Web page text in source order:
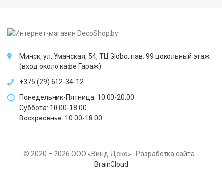
Минск, ул. Уманская, 54, ТЦ Globo, пав. 99 цокольный этаж
(вход около кафе Гараж).
+375 (29) 612-34-12
Понедельник-Пятница: 10.00-20.00
Суббота: 10.00-18.00
Воскресенье: 10.00-18.00
© 2020 – 2026 ООО «Винд-Деко» . Разработка сайта -
BrainCloud